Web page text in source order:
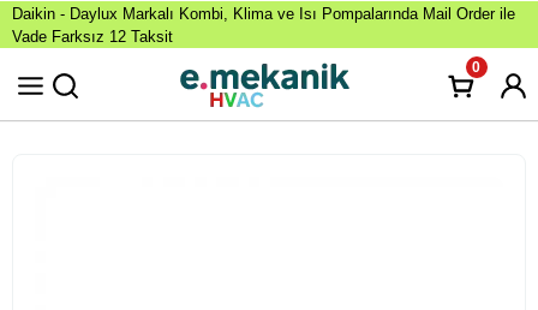
Daikin - Daylux Markalı Kombi, Klima ve Isı Pompalarında Mail Order ile
Vade Farksız 12 Taksit
0